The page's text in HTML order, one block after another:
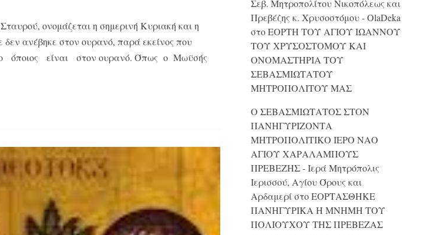
ονομάζεται η σημερινή Κυριακή και η
ανέβηκε στον ουρανό, παρά εκείνος που
είναι στον ουρανό. Όπως ο Μωϋσής
Σεβ. Μητροπολίτου Νικοπόλεως και
Πρεβέζης κ. Χρυσοστόμου - OlaDeka
στοΕΟΡΤΗ ΤΟΥ ΑΓΙΟΥ ΙΩΑΝΝΟΥ
ΤΟΥ ΧΡΥΣΟΣΤΟΜΟΥ ΚΑΙ
ONΟΜΑΣΤΗΡΙΑ ΤΟΥ
ΣΕΒΑΣΜΙΩΤΑΤΟΥ
ΜΗΤΡΟΠΟΛΙΤΟΥ ΜΑΣ
Ο ΣΕΒΑΣΜΙΩΤΑΤΟΣ ΣΤΟΝ
ΠΑΝΗΓΥΡΙΖΟΝΤΑ
ΜΗΤΡΟΠΟΛΙΤΙΚΟ ΙΕΡΟ ΝΑΟ
ΑΓΙΟΥ ΧΑΡΑΛΑΜΠΟΥΣ
ΠΡΕΒΕΖΗΣ - Ιερά Μητρόπολις
Ιερισσού, Αγίου Όρους και
ΑρδαμερίστοΕΟΡΤΑΣΘΗΚΕ
ΠΑΝΗΓΥΡΙΚΑ Η ΜΝΗΜΗ ΤΟΥ
ΠΟΛΙΟΥΧΟΥ ΤΗΣ ΠΡΕΒΕΖΑΣ